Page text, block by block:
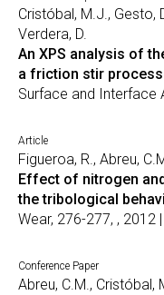
Cristóbal, M.J., Gesto,
Verdera, D.
An XPS analysis of
a friction stir
Surface and Interface
Article
Figueroa, R., Abreu,
Effect of nitrogen
the tribological
Wear, 276-277, , 2012 |
Conference Paper
Abreu, C.M., Cristóbal,